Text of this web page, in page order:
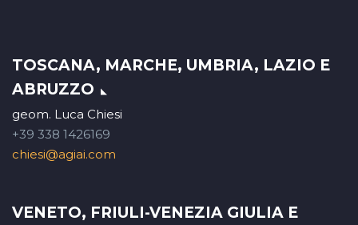
TOSCANA, MARCHE, UMBRIA, LAZIO E
ABRUZZO
geom. Luca Chiesi
+39 338 1426169
chiesi@agiai.com
VENETO, FRIULI-VENEZIA GIULIA E